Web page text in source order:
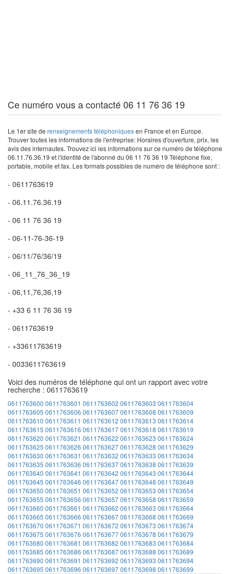
Ce numéro vous a contacté 06 11 76 36 19
Le 1er site de renseignements téléphoniquesen France et en Europe.
Trouver toutes les informations de l'entreprise: Horaires d'ouverture, prix, les
avis des internautes. Trouvez ici les informations sur ce numéro de téléphone
06.11.76.36.19 et l'identité de l'abonné du 06 11 76 36 19 Téléphone fixe,
portable, mobile et fax. Les formats possibles de numéro de téléphone sont :
- 0611763619
- 06.11.76.36.19
- 06 11 76 36 19
- 06-11-76-36-19
- 06/11/76/36/19
- 06_11_76_36_19
- 06,11,76,36,19
- +33 6 11 76 36 19
- 0611763619
- +33611763619
- 0033611763619
Voici des numéros de téléphone qui ont un rapport avec votre
recherche : 0611763619
0611763600 0611763601 0611763602 0611763603 0611763604
0611763605 0611763606 06117636070611763608 0611763609
0611763610 0611763611 0611763612 0611763613 0611763614
0611763615 0611763616 06117636170611763618 0611763619
0611763620 0611763621 0611763622 0611763623 0611763624
0611763625 0611763626 06117636270611763628 0611763629
0611763630 0611763631 0611763632 0611763633 0611763634
0611763635 0611763636 06117636370611763638 0611763639
0611763640 0611763641 0611763642 0611763643 0611763644
0611763645 0611763646 06117636470611763648 0611763649
0611763650 0611763651 0611763652 0611763653 0611763654
0611763655 0611763656 06117636570611763658 0611763659
0611763660 0611763661 0611763662 0611763663 0611763664
0611763665 0611763666 06117636670611763668 0611763669
0611763670 0611763671 0611763672 0611763673 0611763674
0611763675 0611763676 06117636770611763678 0611763679
0611763680 0611763681 0611763682 0611763683 0611763684
0611763685 0611763686 06117636870611763688 0611763689
0611763690 0611763691 0611763692 0611763693 0611763694
0611763695 0611763696 06117636970611763698 0611763699